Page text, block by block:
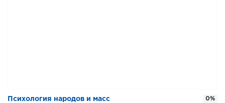
Психология народов и масс 0%